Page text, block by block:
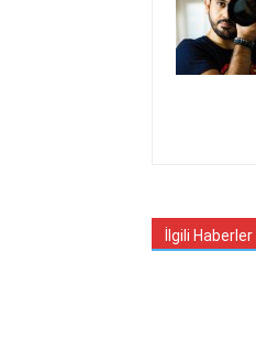
İlgili Haberler